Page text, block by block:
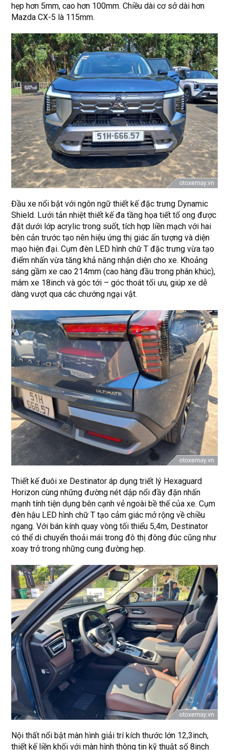
hẹp hơn 5mm, cao hơn 100mm. Chiều dài cơ sở dài hơn
Mazda CX-5 là 115mm.
Đầu xe nổi bật với ngôn ngữ thiết kế đặc trưng Dynamic
Shield. Lưới tản nhiệt thiết kế đa tầng họa tiết tổ ong được
đặt dưới lớp acrylic trong suốt, tích hợp liền mạch với hai
bên cản trước tạo nên hiệu ứng thị giác ấn tượng và diện
mạo hiện đại. Cụm đèn LED hình chữ T đặc trưng vừa tạo
điểm nhấn vừa tăng khả năng nhận diện cho xe. Khoảng
sáng gầm xe cao 214mm (cao hàng đầu trong phân khúc),
mâm xe 18inch và góc tới – góc thoát tối ưu, giúp xe dễ
dàng vượt qua các chướng ngại vật.
Thiết kế đuôi xe Destinator áp dụng triết lý Hexaguard
Horizon cùng những đường nét dập nổi đầy đặn nhấn
mạnh tính tiện dụng bên cạnh vẻ ngoài bề thế của xe. Cụm
đèn hậu LED hình chữ T tạo cảm giác mở rộng về chiều
ngang. Với bán kính quay vòng tối thiểu 5,4m, Destinator
có thể di chuyển thoải mái trong đô thị đông đúc cũng như
xoay trở trong những cung đường hẹp.
Nội thất nổi bật màn hình giải trí kích thước lớn 12,3inch,
thiết kế liền khối với màn hình thông tin kỹ thuật số 8inch